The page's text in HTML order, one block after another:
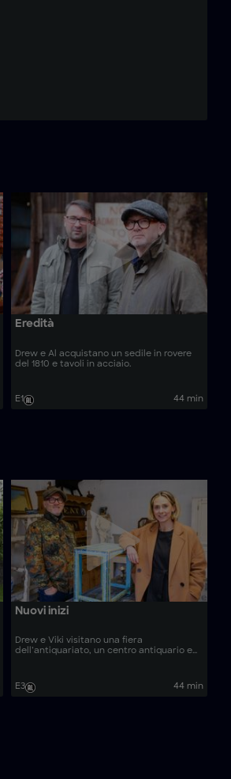
Eredità
Drew e Al acquistano un sedile in rovere
del 1810 e tavoli in acciaio.
E1 44 min
Nuovi inizi
Drew e Viki visitano una fiera
dell’antiquariato, un centro antiquario e
E3 44 min